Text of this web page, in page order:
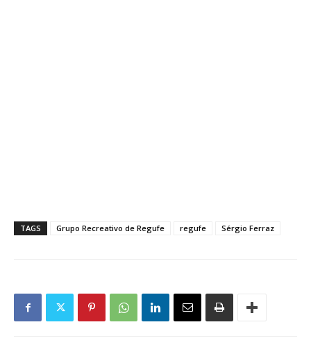
TAGS Grupo Recreativo de Regufe regufe Sérgio Ferraz